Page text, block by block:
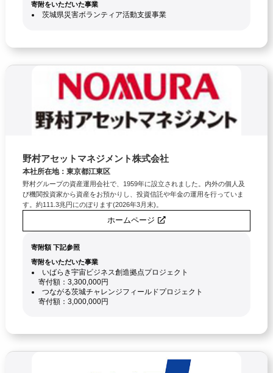
寄附をいただいた事業
茨城県災害ボランティア活動支援事業
野村アセットマネジメント株式会社
本社所在地：東京都江東区
野村グループの資産運用会社で、1959年に設立されました。内外の個人及
び機関投資家から資産をお預かりし、投資信託や年金の運用を行っていま
す。約111.3兆円にのぼります(2026年3月末)。
ホームページ
寄附額 下記参照
寄附をいただいた事業
いばらき宇宙ビジネス創造拠点プロジェクト
寄付額：3,300,000円
つながる茨城チャレンジフィールドプロジェクト
寄付額：3,000,000円